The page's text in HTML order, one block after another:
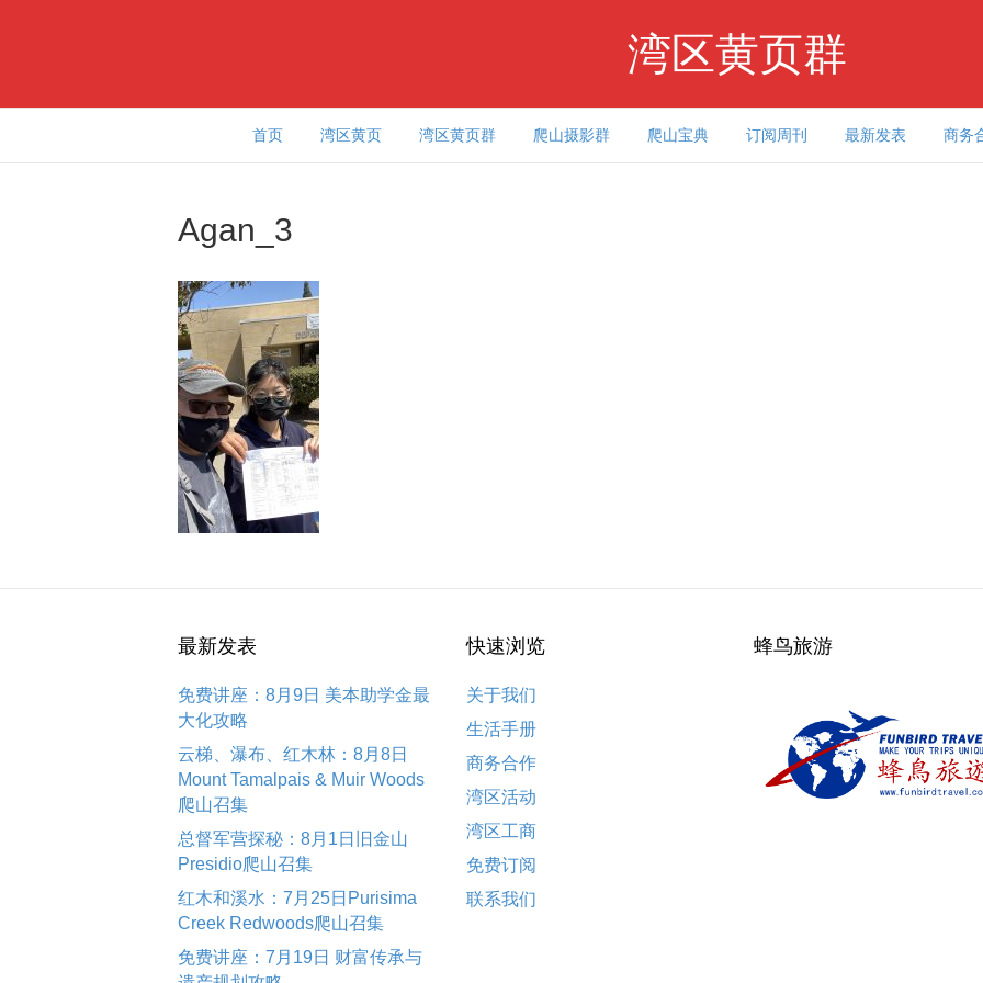
湾区黄页群
首页 湾区黄页 湾区黄页群 爬山摄影群 爬山宝典 订阅周刊 最新发表 商务
Agan_3
最新发表
免费讲座：8月9日 美本助学金最
大化攻略
云梯、瀑布、红木林：8月8日
Mount Tamalpais & Muir Woods
爬山召集
总督军营探秘：8月1日旧金山
Presidio爬山召集
红木和溪水：7月25日Purisima
Creek Redwoods爬山召集
免费讲座：7月19日 财富传承与
快速浏览
关于我们
生活手册
商务合作
湾区活动
湾区工商
免费订阅
联系我们
蜂鸟旅游